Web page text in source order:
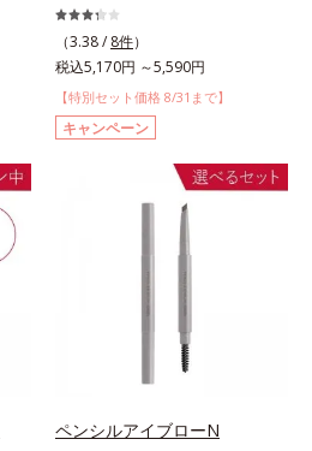
（3.38 / 8件）
税込5,170円 ～5,590円
【特別セット価格 8/31まで】
キャンペーン
ペンシルアイブローN